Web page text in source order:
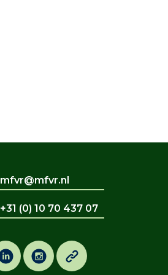
mfvr@mfvr.nl
+31 (0) 10 70 437 07